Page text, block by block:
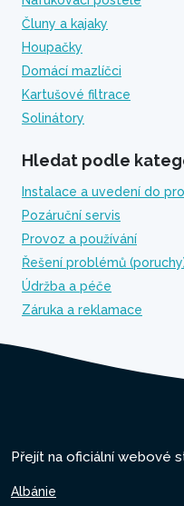
Čluny a kajaky
Houpačky
Domácí mazlíčci
Kartušové filtrace
Solinátory
Hledat podle
Instalace a uvedení do
Pozáruční servis
Provoz a používání
Řešení problémů
Údržba a péče
Záruka a reklamace
Přejít na oficiální webové
Albánie